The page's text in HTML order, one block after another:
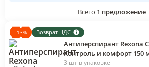
Всего 1 предложение
-13% Возврат НДС
Антиперспирант Rexona
Контроль и комфорт 150
3 шт в упаковке